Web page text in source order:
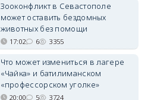
Зооконфликт в Севастополе
может оставить бездомных
животных без помощи
17:02 6 3355
Что может измениться в лагере
«Чайка» и батилиманском
«профессорском уголке»
20:00 5 3724